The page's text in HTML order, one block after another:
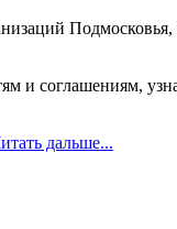
и соглашениям,
дальше...